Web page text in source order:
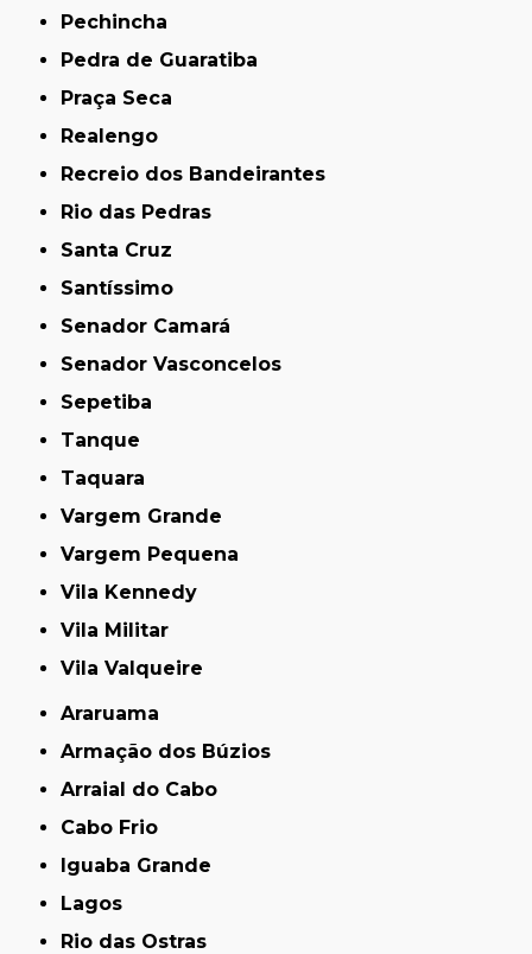
Pechincha
Pedra de Guaratiba
Praça Seca
Realengo
Recreio dos Bandeirantes
Rio das Pedras
Santa Cruz
Santíssimo
Senador Camará
Senador Vasconcelos
Sepetiba
Tanque
Taquara
Vargem Grande
Vargem Pequena
Vila Kennedy
Vila Militar
Vila Valqueire
Araruama
Armação dos Búzios
Arraial do Cabo
Cabo Frio
Iguaba Grande
Lagos
Rio das Ostras